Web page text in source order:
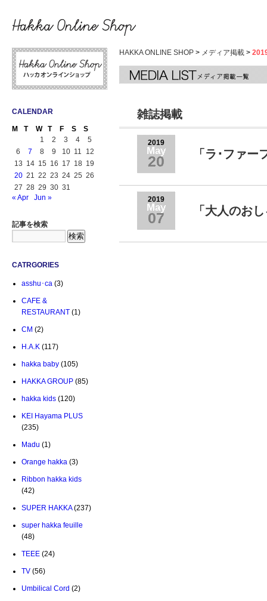
CALENDAR
M T W T F S
S
1
2 3 4
5
6
7 8 9 10 11
12
13 14 15 16 17 18 19
20 21 22 23 24 25 26
27 28 29 30 31
« Apr
Jun »
記事を検索
CATRGORIES
asshu･ca (3)
CAFE &
RESTAURANT (1)
CM (2)
H.A.K (117)
hakka baby (105)
HAKKA GROUP (85)
hakka kids (120)
KEI Hayama PLUS
(235)
Madu (1)
Orange hakka (3)
Ribbon hakka kids
(42)
SUPER HAKKA(237)
super hakka feuille
(48)
TEEE (24)
TV (56)
Umbilical Cord (2)
HAKKA ONLINE SHOP > メディア掲載 >
雑誌掲載
2019
May
20 「ラ･ファー
2019
May
07 「大人のお